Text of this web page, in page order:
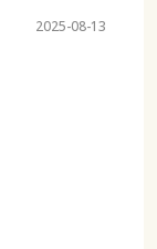
2025-08-13